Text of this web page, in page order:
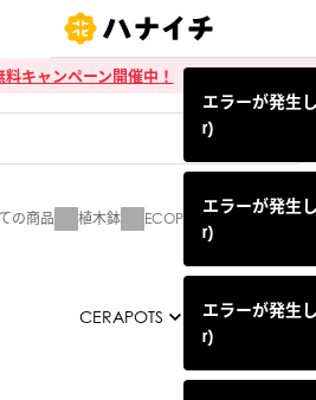
キャンペーン開催中！
の商品 植木鉢 ECOPOTS ECOPOTS鉢
CERAPOTS
エラーが発生
r)
エラーが発生
r)
エラーが発生
r)